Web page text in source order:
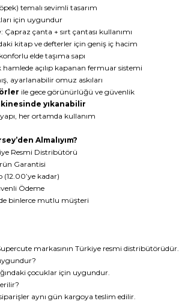
temalı sevimli tasarım
için uygundur
: Çapraz çanta + sırt çantası kullanımı
kitap ve defterler için geniş iç hacim
elde taşıma sapı
hamlede açılıp kapanan fermuar sistemi
ayarlanabilir omuz askıları
ile gece görünürlüğü ve güvenlik
yıkanabilir
her ortamda kullanım
Almalıyım?
Resmi Distribütörü
Garantisi
(12.00’ye kadar)
Ödeme
binlerce mutlu müşteri
markasının Türkiye resmi distribütörüdür.
çocuklar için uygundur.
aynı gün kargoya teslim edilir.